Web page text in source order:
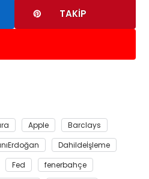
TAKIP
Apple
Barclays
Dahildeİşleme
Fed
fenerbahçe